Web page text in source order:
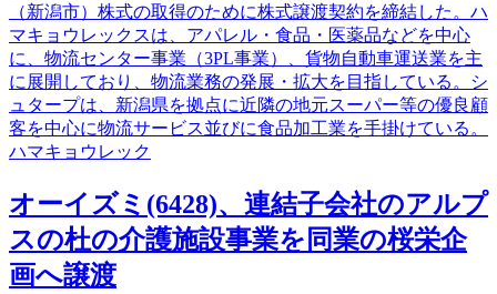
（新潟市）株式の取得のために株式譲渡契約を締結した。ハ
マキョウレックスは、アパレル・食品・医薬品などを中心
に、物流センター事業（3PL事業）、貨物自動車運送業を主
に展開しており、物流業務の発展・拡大を目指している。シ
ュタープは、新潟県を拠点に近隣の地元スーパー等の優良顧
客を中心に物流サービス並びに食品加工業を手掛けている。
ハマキョウレック
オーイズミ(6428)、連結子会社のアルプ
スの杜の介護施設事業を同業の桜栄企
画へ譲渡